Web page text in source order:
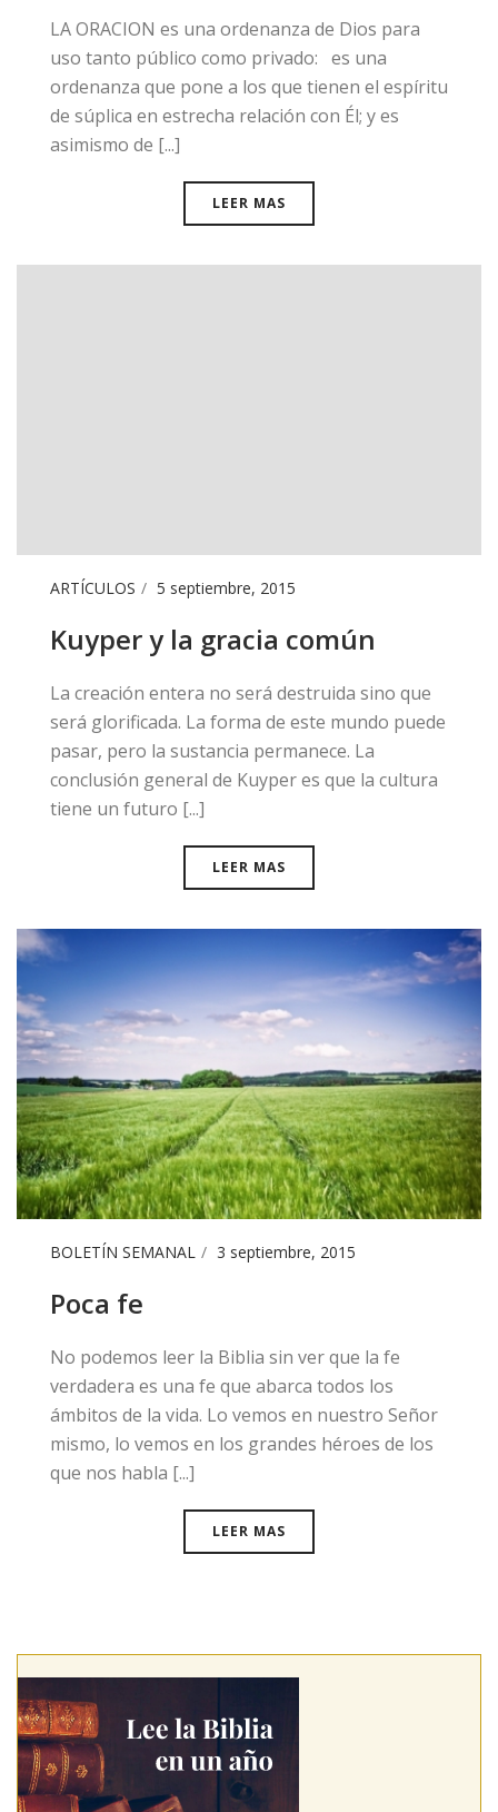
​LA ORACION es una ordenanza de Dios para
uso tanto público como privado: es una
ordenanza que pone a los que tienen el espíritu
de súplica en estrecha relación con Él; y es
asimismo de [...]
LEER MAS
ARTÍCULOS 5 septiembre, 2015
Kuyper y la gracia común
​La creación entera no será destruida sino que
será glorificada. La forma de este mundo puede
pasar, pero la sustancia permanece. La
conclusión general de Kuyper es que la cultura
tiene un futuro [...]
LEER MAS
BOLETÍN SEMANAL 3 septiembre, 2015
Poca fe
No podemos leer la Biblia sin ver que la fe
verdadera es una fe que abarca todos los
ámbitos de la vida. Lo vemos en nuestro Señor
mismo, lo vemos en los grandes héroes de los
que nos habla [...]
LEER MAS